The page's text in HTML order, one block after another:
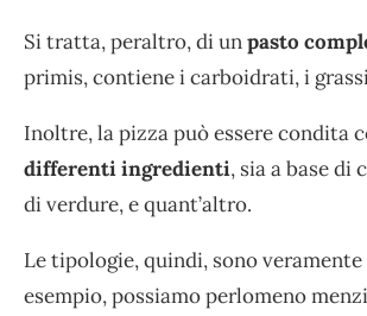
Si tratta, peraltro, di unpasto
primis, contiene i carboidrati, i
Inoltre, la pizza può essere condita
differenti ingredienti, sia a base di
di verdure, e quant’altro.
Le tipologie, quindi, sono
esempio, possiamo perlomeno